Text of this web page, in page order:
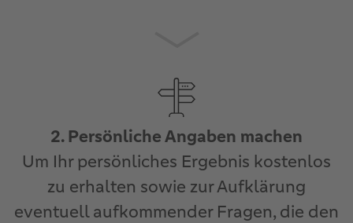
2. Persönliche Angaben machen
Um Ihr persönliches Ergebnis kostenlos
zu erhalten sowie zur Aufklärung
eventuell aufkommender Fragen, die den